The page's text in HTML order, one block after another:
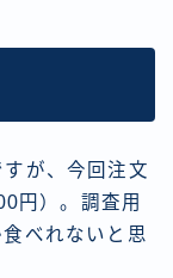
が、今回注文
円）。調査用
べれないと思